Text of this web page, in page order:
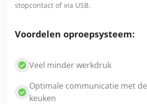
stopcontact of via USB.
Voordelen oproepsysteem:
Veel minder werkdruk
Optimale communicatie met de
keuken